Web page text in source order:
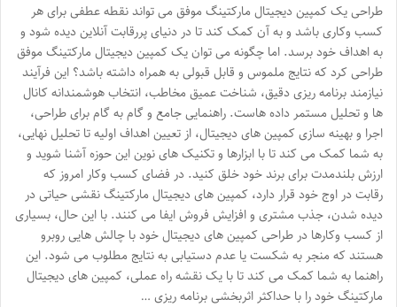
طراحی یک کمپین دیجیتال مارکتینگ موفق می تواند نقطه عطفی برای هر
کسب وکاری باشد و به آن کمک کند تا در دنیای پررقابت آنلاین دیده شود و
به اهداف خود برسد. اما چگونه می توان یک کمپین دیجیتال مارکتینگ موفق
طراحی کرد که نتایج ملموس و قابل قبولی به همراه داشته باشد؟ این فرآیند
نیازمند برنامه ریزی دقیق، شناخت عمیق مخاطب، انتخاب هوشمندانه کانال
ها و تحلیل مستمر داده هاست. راهنمایی جامع و گام به گام برای طراحی،
اجرا و بهینه سازی کمپین های دیجیتال، از تعیین اهداف اولیه تا تحلیل نهایی،
به شما کمک می کند تا با ابزارها و تکنیک های نوین این حوزه آشنا شوید و
ارزش بلندمدت برای برند خود خلق کنید. در فضای کسب وکار امروز که
رقابت در اوج خود قرار دارد، کمپین های دیجیتال مارکتینگ نقشی حیاتی در
دیده شدن، جذب مشتری و افزایش فروش ایفا می کنند. با این حال، بسیاری
از کسب وکارها در طراحی کمپین های دیجیتال خود با چالش هایی روبرو
هستند که منجر به شکست یا عدم دستیابی به نتایج مطلوب می شود. این
راهنما به شما کمک می کند تا با یک نقشه راه عملی، کمپین های دیجیتال
مارکتینگ خود را با حداکثر اثربخشی برنامه ریزی …